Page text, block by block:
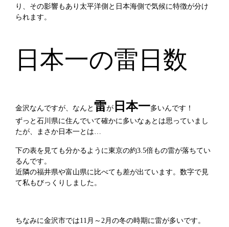
り、その影響もあり太平洋側と日本海側で気候に特徴が分け
られます。
日本一の雷日数
金沢なんですが、なんと 雷が 日本一多いんです！
ずっと石川県に住んでいて確かに多いなぁとは思っていまし
たが、まさか日本一とは…
下の表を見ても分かるように東京の約3.5倍もの雷が落ちてい
るんです。
近隣の福井県や富山県に比べても差が出ています。数字で見
て私もびっくりしました。
ちなみに金沢市では11月～2月の冬の時期に雷が多いです。